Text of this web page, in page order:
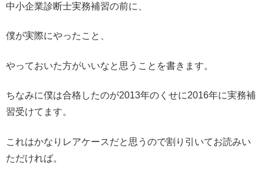
中小企業診断士実務補習の前に、
僕が実際にやったこと、
やっておいた方がいいなと思うことを書きます。
ちなみに僕は合格したのが2013年のくせに2016年に実務補
習受けてます。
これはかなりレアケースだと思うので割り引いてお読みい
ただければ。